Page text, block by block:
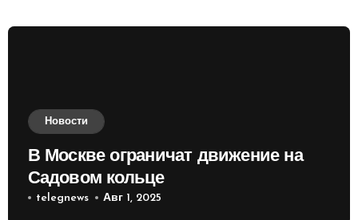
Новости
В Москве ограничат движение на
Садовом кольце
telegnews Авг 1, 2025